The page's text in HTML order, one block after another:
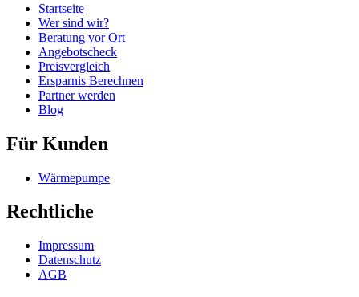
Startseite
Wer sind wir?
Beratung vor Ort
Angebotscheck
Preisvergleich
Ersparnis Berechnen
Partner werden
Blog
Für Kunden
Wärmepumpe
Rechtliche
Impressum
Datenschutz
AGB